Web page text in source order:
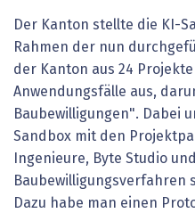
Der Kanton stellte die KI-
Rahmen der nun
der Kanton aus 24
Anwendungsfälle aus,
Baubewilligungen". Dabei
Sandbox mit den
Ingenieure, Byte Studio
Baubewilligungsverfahren
Dazu habe man einen